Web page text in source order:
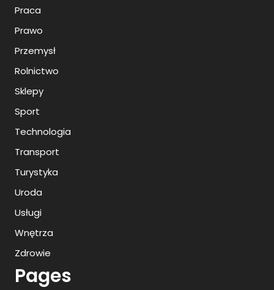
Praca
Prawo
Przemysł
Rolnictwo
Sklepy
Sport
Technologia
Transport
Turystyka
Uroda
Usługi
Wnętrza
Zdrowie
Pages